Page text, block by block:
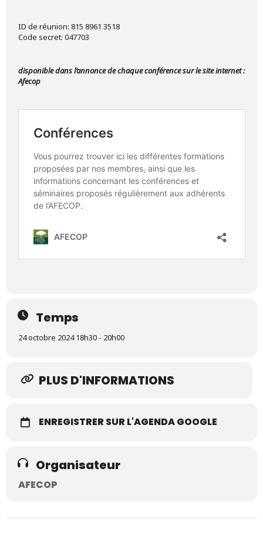
ID de réunion: 815 8961 3518
Code secret: 047703
disponible dans l’annonce de chaque conférence sur le site internet :
Afecop
Temps
24 octobre 2024 18h30 - 20h00
PLUS D'INFORMATIONS
ENREGISTRER SUR L'AGENDA GOOGLE
Organisateur
AFECOP